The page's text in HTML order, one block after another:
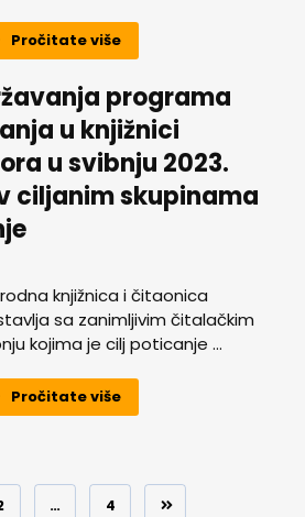
Pročitate više
programa
u knjižnici
u svibnju 2023.
ciljanim skupinama
knjižnica i čitaonica
sa zanimljivim čitalačkim
kojima je cilj poticanje ...
Pročitate više
… 4